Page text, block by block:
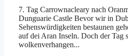
7. Tag Carrownacleary nach
Dunguarie Castle Bevor wir in
Sehenswürdigkeiten bestaunen
auf dei Aran Inseln. Doch der Tag
wolkenverhangen...